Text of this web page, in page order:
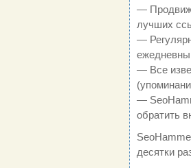
—
лучших
—
— Все
—
обратить
десятки